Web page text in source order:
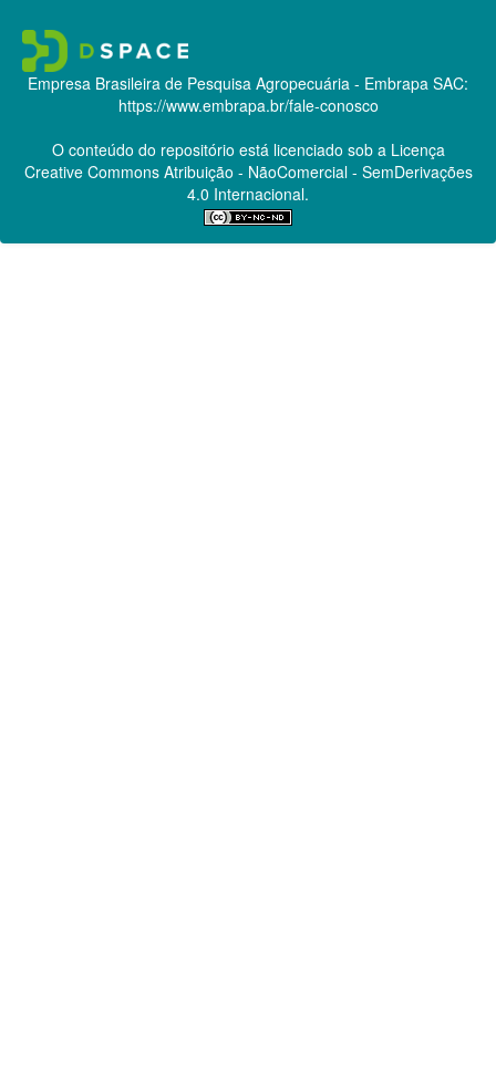
Empresa Brasileira de Pesquisa Agropecuária - Embrapa SAC:
https://www.embrapa.br/fale-conosco
O conteúdo do repositório está licenciado sob a Licença
Creative CommonsAtribuição - NãoComercial - SemDerivações
4.0 Internacional.